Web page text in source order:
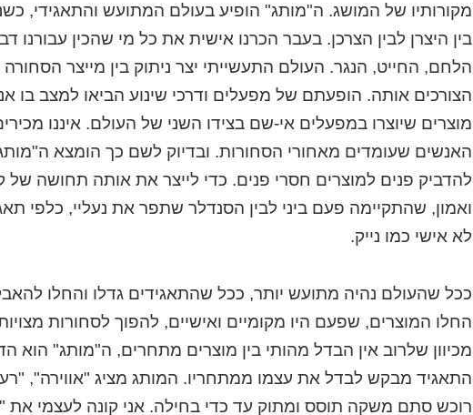
מקורותיו של המושג. ה"מותג" הופיע בעולם המתועש והתאגידי,
בין היצרן לבין הצרכן. בעבר הכרנו אישית את כל מי שהכין עבורנו
הלחם, החייט, הנגר. העולם התעשייתי יצר ניתוק בין מייצר הסחורה
הצורכים אותה. הופעתם של מפעלים ודרכי שינוע הביאו למצב בו
מוצרים שיוצרו במפעלים אי-שם בצידו השני של העולם. איננו
האנשים שעומדים מאחורי הסחורות. ובדיוק לשם כך הומצא
להדביק פנים למוצרים חסרי פנים. כדי לייצר את אותה תחושה של
ואמון, שהתקיימה פעם ביני לבין הסנדלר שתפר את נעליי, כלפי
לא אישי כמו נייק.
ככל שהעולם נהיה מתועש יותר, ככל שהתאגידים גדלו והחלו
החלו המוצרים, שפעם היו מקומיים ואישיים, להפוך לסחורות
מכיוון שלרוב אין הבדל מהותי בין מוצרים מתחרים, ה"מותג" הוא
התאגיד מבקש לבדל את עצמו ממתחריו. המותג מציג "אווירה",
רוכש סתם משקה תוסס ומתוק עד כדי בחילה. אני קונה לעצמי את